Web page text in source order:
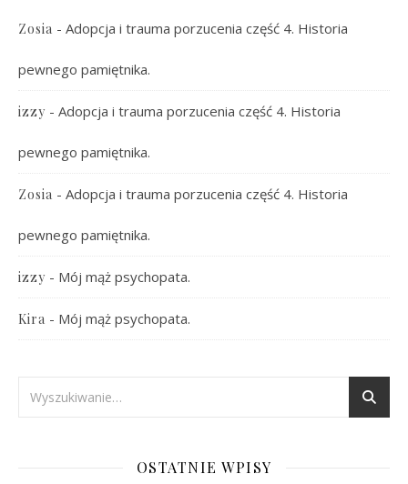
Zosia - Adopcja i trauma porzucenia część 4. Historia
pewnego pamiętnika.
izzy - Adopcja i trauma porzucenia część 4. Historia
pewnego pamiętnika.
Zosia - Adopcja i trauma porzucenia część 4. Historia
pewnego pamiętnika.
izzy - Mój mąż psychopata.
Kira - Mój mąż psychopata.
OSTATNIE WPISY